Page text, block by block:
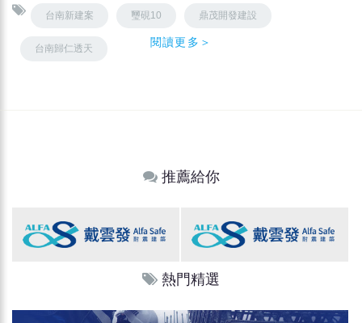
台南新建案 璽硯10 鼎茂開發建設
台南歸仁透天 閱讀更多＞
推薦給你
熱門精選